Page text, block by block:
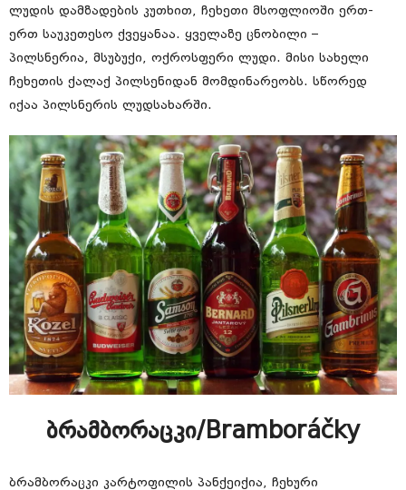
ლუდის დამზადების კუთხით, ჩეხეთი მსოფლიოში ერთ-
ერთ საუკეთესო ქვეყანაა. ყველაზე ცნობილი –
პილსნერია, მსუბუქი, ოქროსფერი ლუდი. მისი სახელი
ჩეხეთის ქალაქ პილსენიდან მომდინარეობს. სწორედ
იქაა პილსნერის ლუდსახარში.
ბრამბორაცკი/Bramboráčky
ბრამბორაცკი კარტოფილის პანქეიქია, ჩეხური